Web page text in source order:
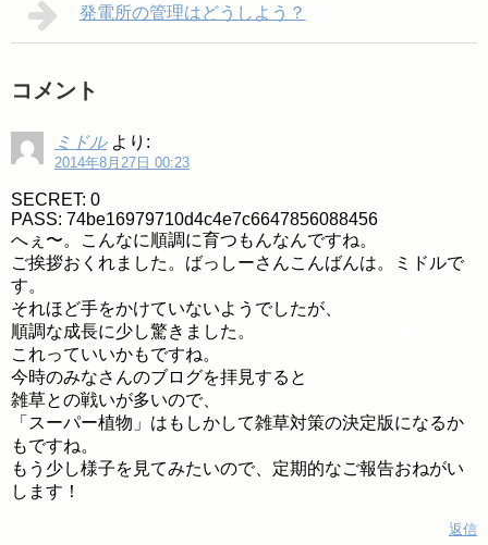
発電所の管理はどうしよう？
コメント
ミドル より:
2014年8月27日 00:23
SECRET: 0
PASS: 74be16979710d4c4e7c6647856088456
へぇ〜。こんなに順調に育つもんなんですね。
ご挨拶おくれました。ばっしーさんこんばんは。ミドルで
す。
それほど手をかけていないようでしたが、
順調な成長に少し驚きました。
これっていいかもですね。
今時のみなさんのブログを拝見すると
雑草との戦いが多いので、
「スーパー植物」はもしかして雑草対策の決定版になるか
もですね。
もう少し様子を見てみたいので、定期的なご報告おねがい
します！
返信